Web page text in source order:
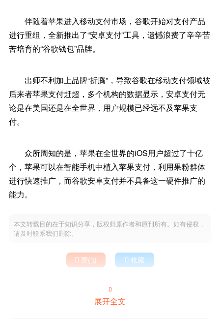
伴随着苹果进入移动支付市场，谷歌开始对支付产品
进行重组，全新推出了“安卓支付”工具，遗憾浪费了辛辛苦
苦培育的“谷歌钱包”品牌。
出师不利加上品牌“折腾”，导致谷歌在移动支付领域被
后来者苹果支付赶超，多个机构的数据显示，安卓支付无
论是在美国还是在全世界，用户规模已经远不及苹果支
付。
众所周知的是，苹果在全世界的iOS用户超过了十亿
个，苹果可以在智能手机中植入苹果支付，利用果粉群体
进行快速推广，而谷歌安卓支付并不具备这一硬件推广的
能力。
本文转载目的在于知识分享，版权归原作者和原刊所有。如有侵权，
请及时联系我们删除。
 赞()  收藏

展开全文